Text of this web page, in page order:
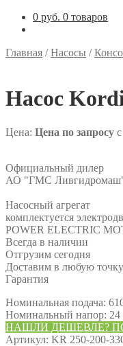
0 руб. 0 товаров
Главная /Насосы /
Насос
Цена: Цена по запросу
Официальный дилер
АО "ГМС
Насосный агрегат
комплектуется
POWER ELECTRIC
Всегда в наличии
Отгрузим сегодня
Доставим в любую точку
Гарантия
Номинальная подача:
Номинальный напор: 24
НАШЛИ ДЕШЕВЛЕ?
Артикул: KR 250-200-